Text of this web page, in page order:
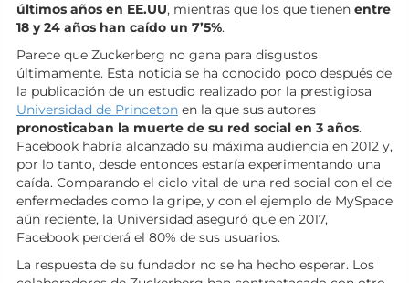
últimos años en EE.UU, mientras que los que tienen entre
18 y 24 años han caído un 7’5%.
Parece que Zuckerberg no gana para disgustos
últimamente. Esta noticia se ha conocido poco después de
la publicación de un estudio realizado por la prestigiosa
Universidad de Princeton en la que sus autores
pronosticaban la muerte de su red social en 3 años.
Facebook habría alcanzado su máxima audiencia en 2012 y,
por lo tanto, desde entonces estaría experimentando una
caída. Comparando el ciclo vital de una red social con el de
enfermedades como la gripe, y con el ejemplo de MySpace
aún reciente, la Universidad aseguró que en 2017,
Facebook perderá el 80% de sus usuarios.
La respuesta de su fundador no se ha hecho esperar. Los